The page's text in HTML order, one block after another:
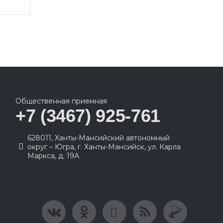
Общественная приемная
+7 (3467) 925-761
628011, Ханты-Мансийский автономный
округ – Югра, г. Ханты-Мансийск, ул. Карла
Маркса, д. 19А